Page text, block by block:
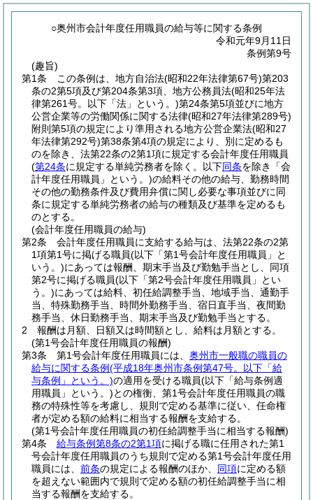
○奥州市会計年度任用職員の給与等に関する条例
令和元年9月11日
条例第9号
(趣旨)
第1条
この条例は、地方自治法(昭和22年法律第67号)第203
条の2第5項及び第204条第3項、地方公務員法(昭和25年法
律第261号。以下「法」という。)第24条第5項並びに地方
公営企業等の労働関係に関する法律(昭和27年法律第289号)
附則第5項の規定により準用される地方公営企業法(昭和27
年法律第292号)第38条第4項の規定により、別に定めるも
のを除き、法第22条の2第1項に規定する会計年度任用職員
(第24条に規定する単純労務者を除く。以下同条を除き「会
計年度任用職員」という。)の給料その他の給与、勤務時間
その他の勤務条件及び費用弁償に関し必要な事項並びに同
条に規定する単純労務者の給与の種類及び基準を定めるも
のとする。
(会計年度任用職員の給与)
第2条
会計年度任用職員に支給する給与は、法第22条の2第
1項第1号に掲げる職員(以下「第1号会計年度任用職員」と
いう。)にあっては報酬、期末手当及び勤勉手当とし、同項
第2号に掲げる職員(以下「第2号会計年度任用職員」とい
う。)にあっては給料、初任給調整手当、地域手当、通勤手
当、特殊勤務手当、時間外勤務手当、宿日直手当、夜間勤
務手当、休日勤務手当、期末手当及び勤勉手当とする。
2
報酬は月額、日額又は時間額とし、給料は月額とする。
(第1号会計年度任用職員の報酬)
第3条
第1号会計年度任用職員には、 奥州市一般職の職員の
給与に関する条例(平成18年奥州市条例第47号。以下「給
与条例」という。)の適用を受ける職員(以下「給与条例適
用職員」という。)との権衡、第1号会計年度任用職員の職
務の特殊性等を考慮し、規則で定める基準に従い、任命権
者が定める額の給料に相当する報酬を支給する。
(第1号会計年度任用職員の初任給調整手当に相当する報酬)
第4条
給与条例第8条の2第1項に掲げる職に任用された第1
号会計年度任用職員のうち規則で定める第1号会計年度任用
職員には、 前条の規定による報酬のほか、 同項に定める額
を超えない範囲内で規則で定める額の初任給調整手当に相
当する報酬を支給する。